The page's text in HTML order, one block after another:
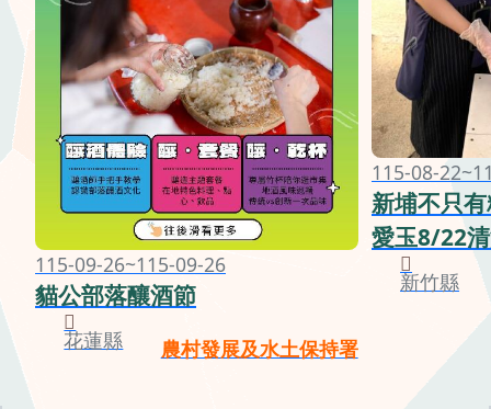
115-09-26~115-09-26
貓公部落釀酒節
花蓮縣 農村發展及水土保持署
115-08-
新埔不只
愛玉8/22
新竹縣